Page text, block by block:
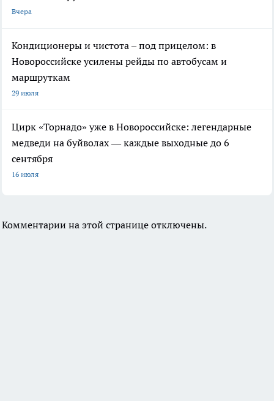
Вчера
Кондиционеры и чистота – под прицелом: в
Новороссийске усилены рейды по автобусам и
маршруткам
29 июля
Цирк «Торнадо» уже в Новороссийске: легендарные
медведи на буйволах — каждые выходные до 6
сентября
16 июля
Комментарии на этой странице отключены.